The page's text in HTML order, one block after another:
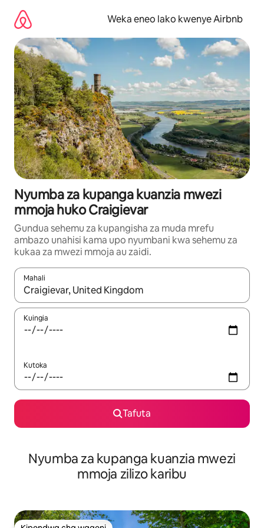
kwenda
kwenye
maudhui
Weka eneo lako kwenye Airbnb
Nyumba za kupanga kuanzia mwezi
mmoja huko Craigievar
Gundua sehemu za kupangisha za muda mrefu
ambazo unahisi kama upo nyumbani kwa sehemu za
kukaa za mwezi mmoja au zaidi.
Mahali
Wakati matokeo yanapatikana, vinjari kwa kutumia vitufe vya
Kuingia
Kutoka
Tafuta
Nyumba za kupanga kuanzia mwezi
mmoja zilizo karibu